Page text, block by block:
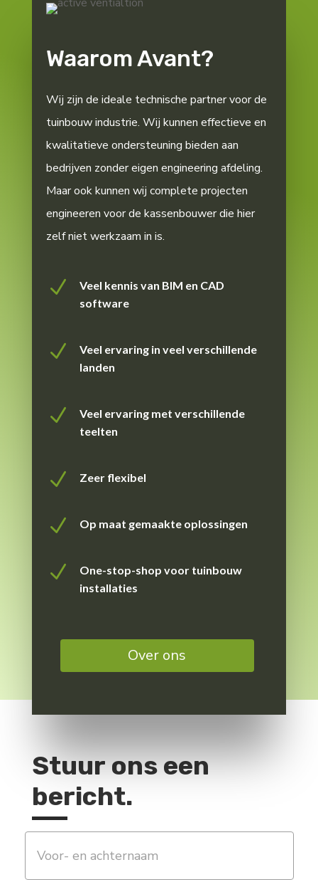
Waarom Avant?
Wij zijn de ideale technische partner voor de
tuinbouw industrie. Wij kunnen effectieve en
kwalitatieve ondersteuning bieden aan
bedrijven zonder eigen engineering afdeling.
Maar ook kunnen wij complete projecten
engineeren voor de kassenbouwer die hier
zelf niet werkzaam in is.
N
Veel kennis van BIM en CAD
software
N
Veel ervaring in veel verschillende
landen
N
Veel ervaring met verschillende
teelten
N Zeer flexibel
N Op maat gemaakte oplossingen
N
One-stop-shop voor tuinbouw
installaties
Over ons
Stuur ons een
bericht.